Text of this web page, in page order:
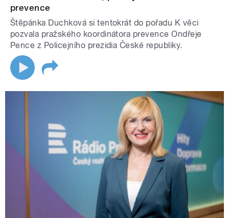
prevence
Štěpánka Duchková si tentokrát do pořadu K věci
pozvala pražského koordinátora prevence Ondřeje
Pence z Policejního prezidia České republiky.